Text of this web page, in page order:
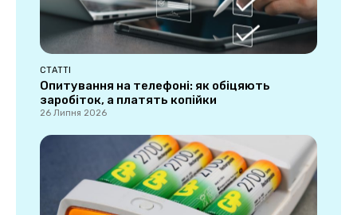
СТАТТІ
Опитування на телефоні: як обіцяють
заробіток, а платять копійки
26 Липня 2026